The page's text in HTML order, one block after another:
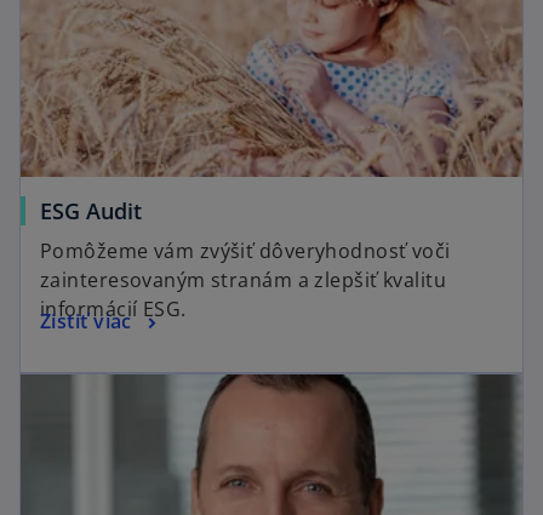
ESG Audit
Pomôžeme vám zvýšiť dôveryhodnosť voči
zainteresovaným stranám a zlepšiť kvalitu
informácií ESG.
Zistiť viac